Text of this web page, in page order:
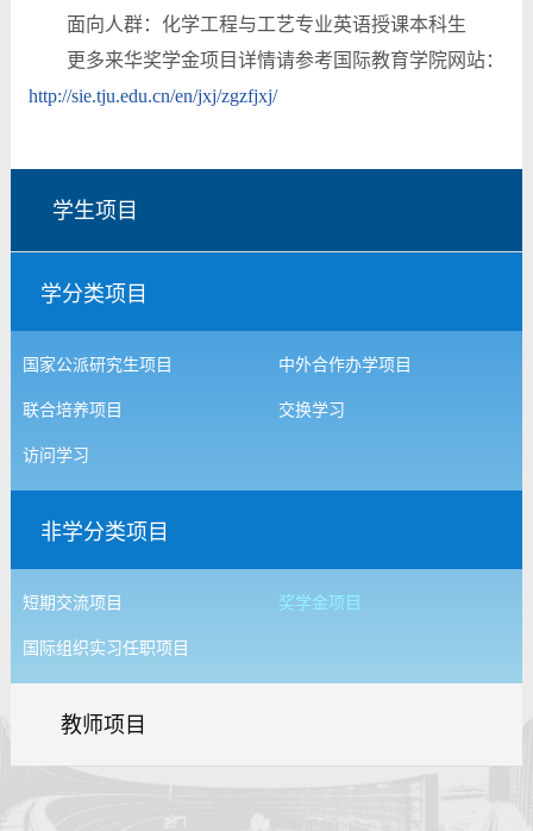
面向人群：化学工程与工艺专业英语授课本科生
更多来华奖学金项目详情请参考国际教育学院网站：
http://sie.tju.edu.cn/en/jxj/zgzfjxj/
学生项目
学分类项目
国家公派研究生项目 中外合作办学项目
联合培养项目 交换学习
访问学习
非学分类项目
短期交流项目 奖学金项目
国际组织实习任职项目
教师项目